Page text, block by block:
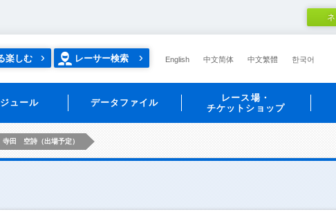
楽しむ レーサー検索 English 中文简体 中文繁體 한국어
ュール データファイル
レース場・
チケットショップ
寺田 空詩（出場予定）